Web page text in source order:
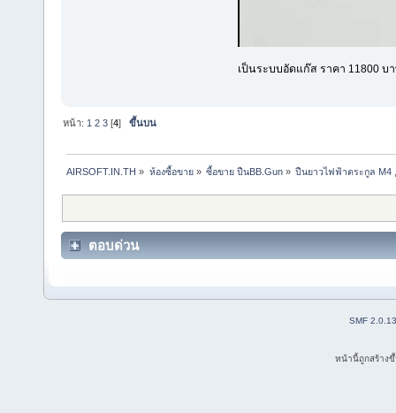
เป็นระบบอัดแก๊ส ราคา 11800 บ
หน้า: 1 2 3 [4]ขึ้นบน
AIRSOFT.IN.TH » ห้องซื้อขาย» ซื้อขาย ปืนBB.Gun» ปืนยาวไฟฟ้าตระกูล M4
ตอบด่วน
SMF 2.0.13
หน้านี้ถูกสร้าง